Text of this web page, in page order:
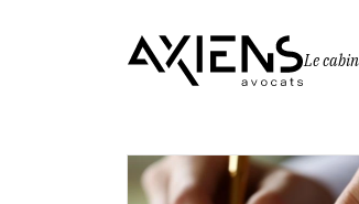
Le